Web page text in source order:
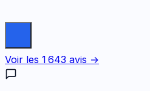
Voir les 1 643 avis →